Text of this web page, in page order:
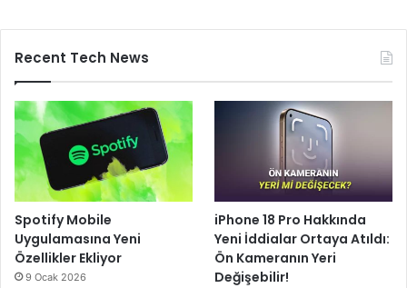
Recent Tech News
Spotify Mobile
Uygulamasına Yeni
Özellikler Ekliyor
9 Ocak 2026
iPhone 18 Pro Hakkında
Yeni İddialar Ortaya Atıldı:
Ön Kameranın Yeri
Değişebilir!